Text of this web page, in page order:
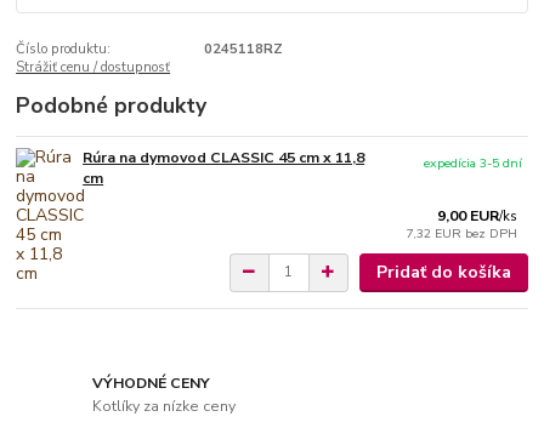
Číslo produktu:
0245118RZ
Strážiť cenu / dostupnosť
Podobné produkty
Rúra na dymovod CLASSIC 45 cm x 11,8
cm
9,00 EUR/ks
7,32 EUR bez DPH
expedícia 3-5 dní
Pridať do košíka
VÝHODNÉ CENY
Kotlíky za nízke ceny